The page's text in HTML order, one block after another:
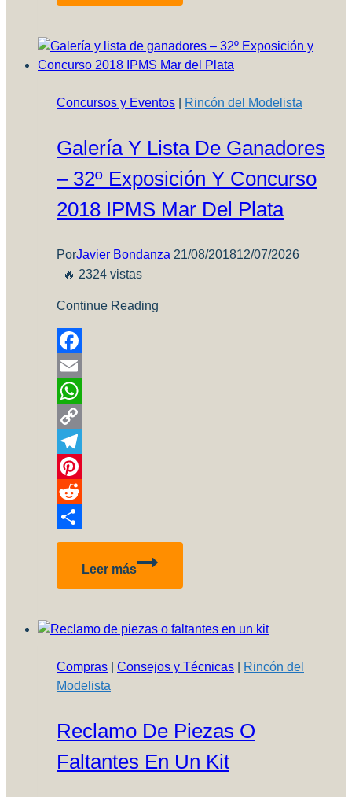
Vietnam
Scooters
Concursos y Eventos
Rincón del Modelista
Galería Y Lista De Ganadores
– 32º Exposición Y Concurso
2018 IPMS Mar Del Plata
PorJavier Bondanza 21/08/201812/07/2026
🔥 2324 vistas
Continue Reading
Facebook
Email
WhatsApp
Copy
Link
Telegram
Pinterest
Reddit
Compartir
Leer más
Galería
ganadores
32º
Concurso
IPMS
Compras Consejos y Técnicas
Rincón del
Modelista
Reclamo De Piezas O
Faltantes En Un Kit